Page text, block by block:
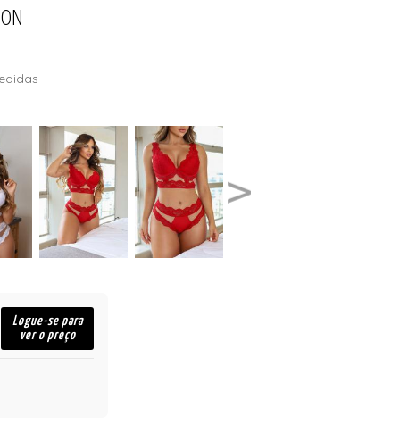
Logue-se para
ver o preço